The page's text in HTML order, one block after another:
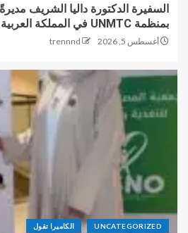
السفيرة الدكتورة داليا الشريف
بمنظمة UNMTC في المملكة العربية السعودية
أغسطس 5, 2026 trennnd
UNCATEGORIZED الكاميرا تقول